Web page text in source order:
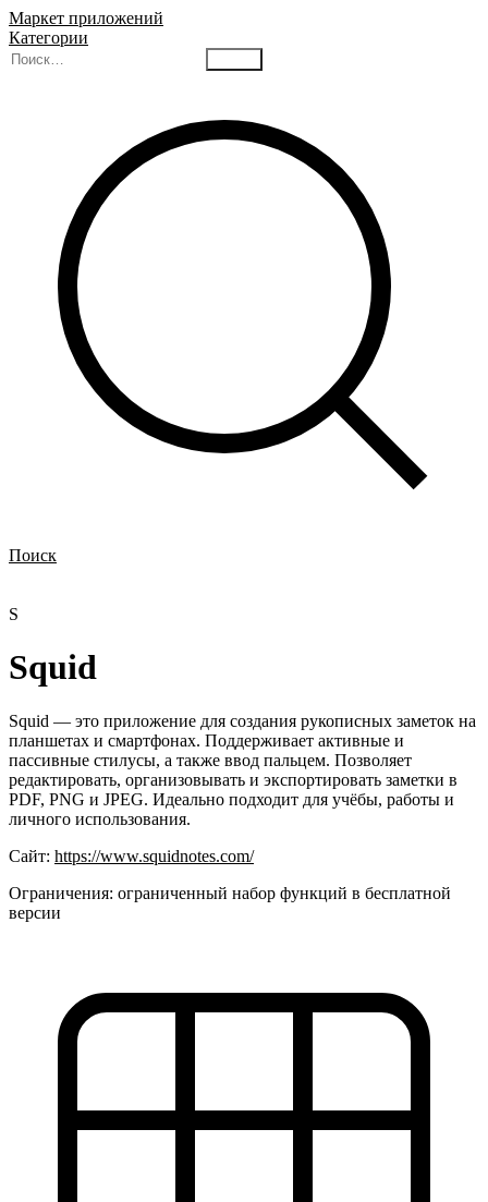
Маркет приложений
Категории
Поиск
S
Squid
Squid — это приложение для создания рукописных заметок на
планшетах и смартфонах. Поддерживает активные и
пассивные стилусы, а также ввод пальцем. Позволяет
редактировать, организовывать и экспортировать заметки в
PDF, PNG и JPEG. Идеально подходит для учёбы, работы и
личного использования.
Сайт: https://www.squidnotes.com/
Ограничения: ограниченный набор функций в бесплатной
версии